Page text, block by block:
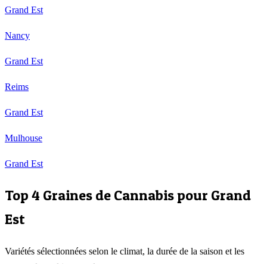
Grand Est
Nancy
Grand Est
Reims
Grand Est
Mulhouse
Grand Est
Top 4 Graines de Cannabis pour Grand
Est
Variétés sélectionnées selon le climat, la durée de la saison et les